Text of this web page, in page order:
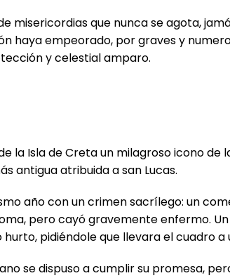
misericordias que nunca se agota,
haya empeorado, por graves y
y celestial amparo.
la Isla de Creta un milagroso icono
antigua atribuida a san Lucas.
año con un crimen sacrílego: un
pero cayó gravemente enfermo.
pidiéndole que llevara el cuadro
se dispuso a cumplir su promesa,